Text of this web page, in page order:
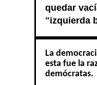
quedar
"izquierda
La
esta fue la
demócratas.